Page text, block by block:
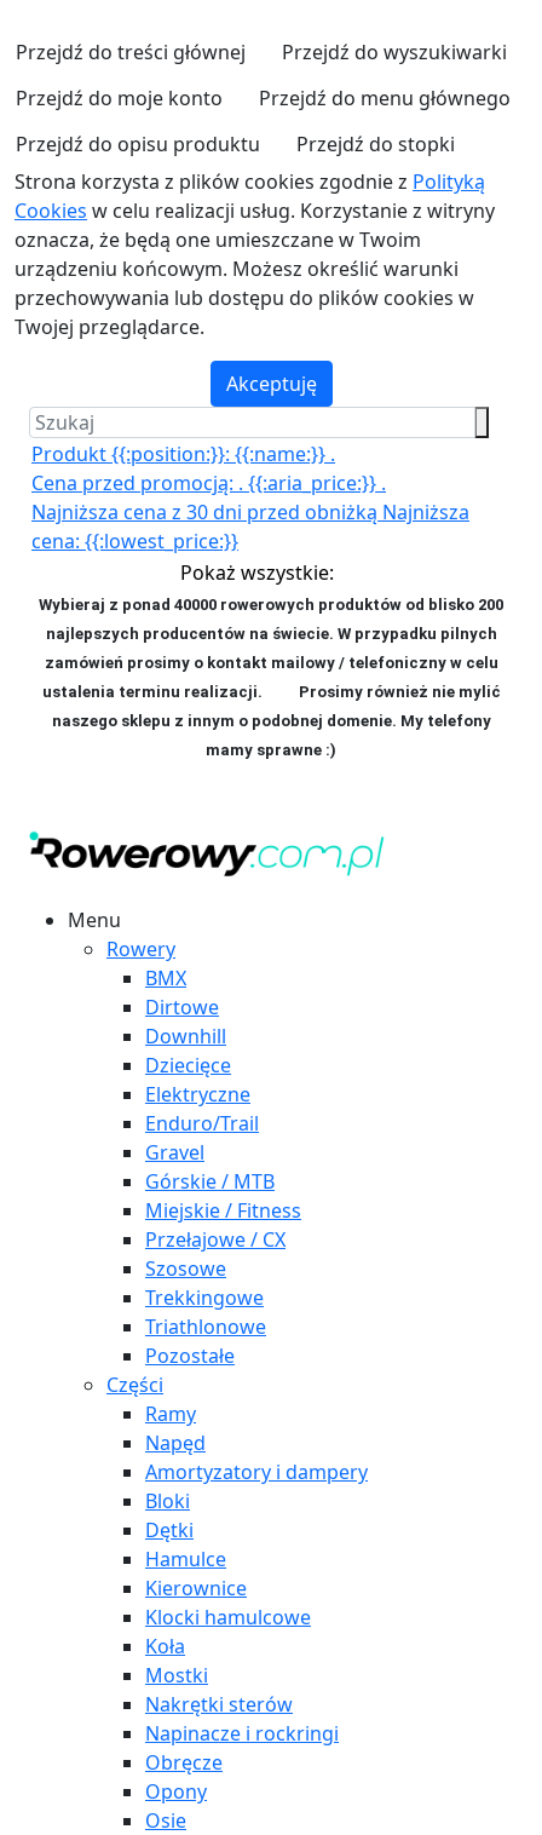
Przejdź do treści głównej
Przejdź do wyszukiwarki
Przejdź do moje konto
Przejdź do menu głównego
Przejdź do opisu produktu
Przejdź do stopki
Strona korzysta z plików cookies zgodnie z Polityką
Cookies w celu realizacji usług. Korzystanie z witryny
oznacza, że będą one umieszczane w Twoim
urządzeniu końcowym. Możesz określić warunki
przechowywania lub dostępu do plików cookies w
Twojej przeglądarce.
Akceptuję
Produkt {{:position:}}: {{:name:}} .
Cena przed promocją: . {{:aria_price:}} .
Najniższa cena z 30 dni przed obniżką Najniższa
cena: {{:lowest_price:}}
Pokaż wszystkie:
Wybieraj z ponad 40000 rowerowych produktów od blisko 200
najlepszych producentów na świecie. W przypadku pilnych
zamówień prosimy o kontakt mailowy / telefoniczny w celu
ustalenia terminu realizacji. Prosimy również nie mylić
naszego sklepu z innym o podobnej domenie. My telefony
mamy sprawne :)
Menu
Rowery
BMX
Dirtowe
Downhill
Dziecięce
Elektryczne
Enduro/Trail
Gravel
Górskie / MTB
Miejskie / Fitness
Przełajowe / CX
Szosowe
Trekkingowe
Triathlonowe
Pozostałe
Części
Ramy
Napęd
Amortyzatory i dampery
Bloki
Dętki
Hamulce
Kierownice
Klocki hamulcowe
Koła
Mostki
Nakrętki sterów
Napinacze i rockringi
Obręcze
Opony
Osie